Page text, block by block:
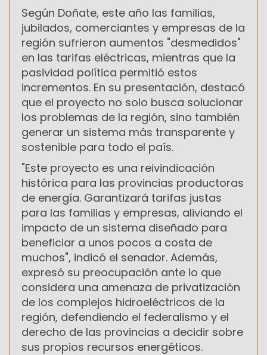
Según Doñate, este año las familias,
jubilados, comerciantes y empresas de la
región sufrieron aumentos "desmedidos"
en las tarifas eléctricas, mientras que la
pasividad política permitió estos
incrementos. En su presentación, destacó
que el proyecto no solo busca solucionar
los problemas de la región, sino también
generar un sistema más transparente y
sostenible para todo el país.
"Este proyecto es una reivindicación
histórica para las provincias productoras
de energía. Garantizará tarifas justas
para las familias y empresas, aliviando el
impacto de un sistema diseñado para
beneficiar a unos pocos a costa de
muchos", indicó el senador. Además,
expresó su preocupación ante lo que
considera una amenaza de privatización
de los complejos hidroeléctricos de la
región, defendiendo el federalismo y el
derecho de las provincias a decidir sobre
sus propios recursos energéticos.